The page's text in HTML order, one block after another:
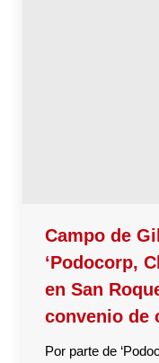
Campo de
‘Podocorp,
en San
convenio de
Por parte de